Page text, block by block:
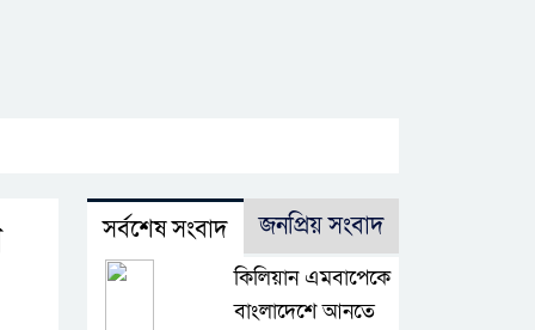
সর্বশেষ সংবাদ জনপ্রিয় সংবাদ
কিলিয়ান এমবাপেকে
বাংলাদেশে আনতে